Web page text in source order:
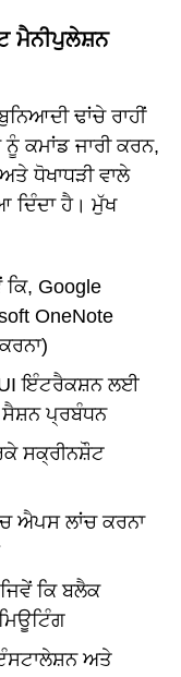
ਮੈਨੀਪੁਲੇਸ਼ਨ
ਢਾਂਚੇ ਰਾਹੀਂ
ਕਮਾਂਡ ਜਾਰੀ ਕਰਨ,
ਧੋਖਾਧੜੀ ਵਾਲੇ
ਦਿੰਦਾ ਹੈ। ਮੁੱਖ
ਕਿ, Google
OneNote
ਇੰਟਰੈਕਸ਼ਨ ਲਈ
ਸੈਸ਼ਨ ਪ੍ਰਬੰਧਨ
ਸਕ੍ਰੀਨਸ਼ੌਟ
ਐਪਸ ਲਾਂਚ ਕਰਨਾ
ਕਿ ਬਲੈਕ
ਅਤੇ